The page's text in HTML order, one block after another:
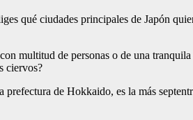
qué ciudades principales de Japón
multitud de personas o de una
ciervos?
prefectura de Hokkaido, es la más